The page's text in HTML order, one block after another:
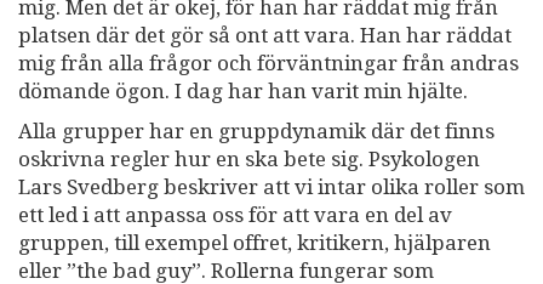
mig. Men det är okej, för han har räddat mig från
platsen där det gör så ont att vara. Han har räddat
mig från alla frågor och förväntningar från andras
dömande ögon. I dag har han varit min hjälte.
Alla grupper har en gruppdynamik där det finns
oskrivna regler hur en ska bete sig. Psykologen
Lars Svedberg beskriver att vi intar olika roller som
ett led i att anpassa oss för att vara en del av
gruppen, till exempel offret, kritikern, hjälparen
eller ”the bad guy”. Rollerna fungerar som